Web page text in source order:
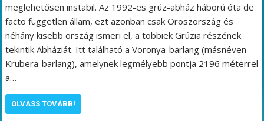
meglehetősen instabil. Az 1992-es grúz-abház háború óta de
facto független állam, ezt azonban csak Oroszország és
néhány kisebb ország ismeri el, a többiek Grúzia részének
tekintik Abháziát. Itt található a Voronya-barlang (másnéven
Krubera-barlang), amelynek legmélyebb pontja 2196 méterrel
a…
OLVASS TOVÁBB!